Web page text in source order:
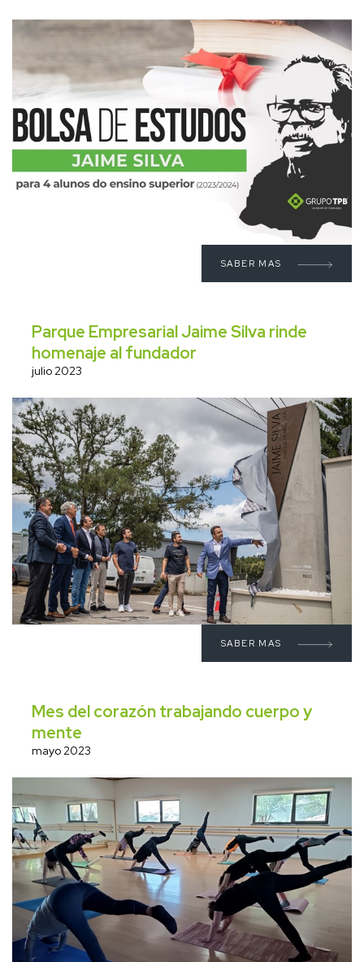
SABER MAS
Parque Empresarial Jaime Silva rinde
homenaje al fundador
julio 2023
SABER MAS
Mes del corazón trabajando cuerpo y
mente
mayo 2023